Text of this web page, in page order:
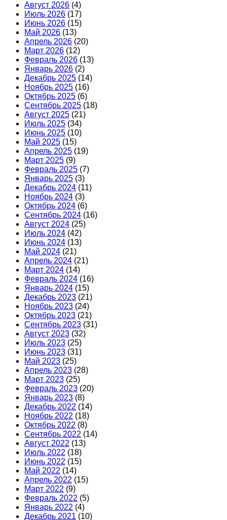
Август 2026 (4)
Июль 2026 (17)
Июнь 2026 (15)
Май 2026 (13)
Апрель 2026 (20)
Март 2026 (12)
Февраль 2026 (13)
Январь 2026 (2)
Декабрь 2025 (14)
Ноябрь 2025 (16)
Октябрь 2025 (6)
Сентябрь 2025 (18)
Август 2025 (21)
Июль 2025 (34)
Июнь 2025 (10)
Май 2025 (15)
Апрель 2025 (19)
Март 2025 (9)
Февраль 2025 (7)
Январь 2025 (3)
Декабрь 2024 (11)
Ноябрь 2024 (3)
Октябрь 2024 (6)
Сентябрь 2024 (16)
Август 2024 (25)
Июль 2024 (42)
Июнь 2024 (13)
Май 2024 (21)
Апрель 2024 (21)
Март 2024 (14)
Февраль 2024 (16)
Январь 2024 (15)
Декабрь 2023 (21)
Ноябрь 2023 (24)
Октябрь 2023 (21)
Сентябрь 2023 (31)
Август 2023 (32)
Июль 2023 (25)
Июнь 2023 (31)
Май 2023 (25)
Апрель 2023 (28)
Март 2023 (25)
Февраль 2023 (20)
Январь 2023 (8)
Декабрь 2022 (14)
Ноябрь 2022 (18)
Октябрь 2022 (8)
Сентябрь 2022 (14)
Август 2022 (13)
Июль 2022 (18)
Июнь 2022 (15)
Май 2022 (14)
Апрель 2022 (15)
Март 2022 (9)
Февраль 2022 (5)
Январь 2022 (4)
Декабрь 2021 (10)